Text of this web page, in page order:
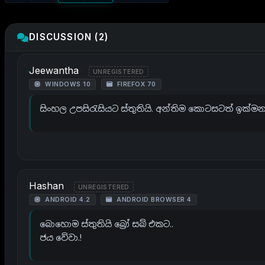
DISCUSSION (2)
Jeewantha UNREGISTERED
WINDOWS 10 FIREFOX 70
සිංහල උපසිරැසියට ස්තුතියි. අන්තිම කොටසටත්
Hashan UNREGISTERED
ANDROID 4.2 ANDROID BROWSER 4
බොහොම ස්තුතියි බ්‍රෝ සබ් එකට..
ජය වේවා.!